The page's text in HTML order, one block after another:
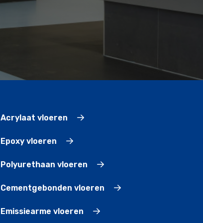
Acrylaat vloeren
Epoxy vloeren
Polyurethaan vloeren
Cementgebonden vloeren
Emissiearme vloeren